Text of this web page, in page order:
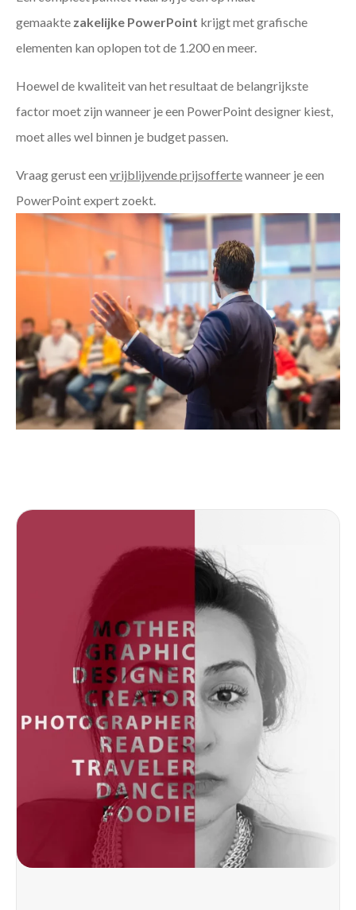
gemaakte zakelijke PowerPoint krijgt met grafische
elementen kan oplopen tot de 1.200 en meer.
Hoewel de kwaliteit van het resultaat de belangrijkste
factor moet zijn wanneer je een PowerPoint designer kiest,
moet alles wel binnen je budget passen.
Vraag gerust een vrijblijvende prijsoffertewanneer je een
PowerPoint expert zoekt.